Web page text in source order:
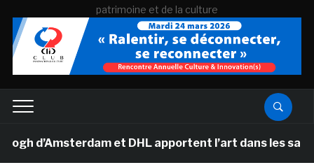
patrimoine et de la culture
d’Amsterdam et DHL apportent l’art dans les salles